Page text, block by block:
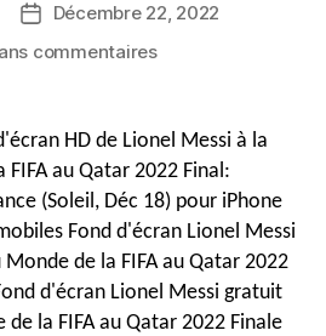
DateDécembre 22, 2022
commentairessur
&
Fonds
d'écran
HD
de
Lionel
Messi
à
HD de Lionel Messi à la
au Qatar 2022 Final:
(Soleil, Déc 18) pour iPhone
Fond d'écran Lionel Messi
de la FIFA au Qatar 2022
d'écran Lionel Messi gratuit
la FIFA au Qatar 2022 Finale